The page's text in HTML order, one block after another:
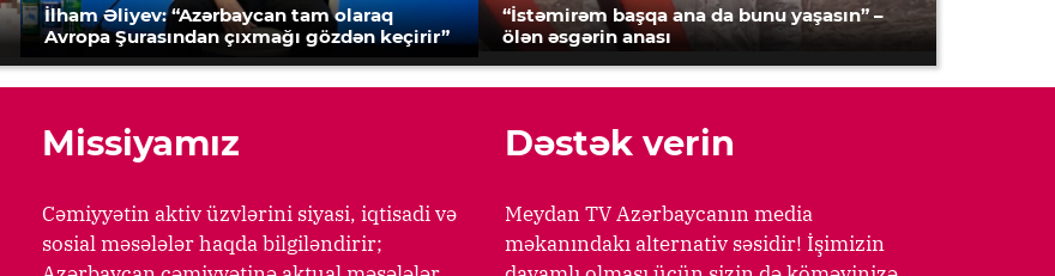
İlham Əliyev: “Azərbaycan tam olaraq
Avropa Şurasından çıxmağı gözdən keçirir”
“İstəmirəm başqa ana da bunu yaşasın” –
ölən əsgərin anası
Missiyamız
Cəmiyyətin aktiv üzvlərini siyasi, iqtisadi və
sosial məsələlər haqda bilgiləndirir;
Dəstək verin
Meydan TV Azərbaycanın media
məkanındakı alternativ səsidir! İşimizin